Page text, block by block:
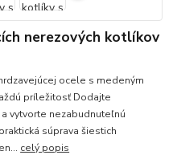
nerezových kotlíkov
ocele s medeným
príležitosť Dodajte
vytvorte nezabudnuteľnú
súprava šiestich
celý popis